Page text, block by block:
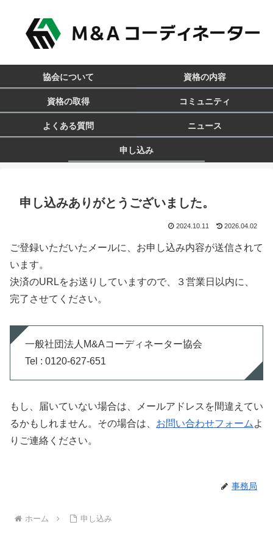
協会について 資格の内容
資格の取得 コミュニティ
よくある質問 ニュース
申し込み
申し込みありがとうございました。
2024.10.11 2026.04.02
ご登録いただいたメールに、お申し込み内容が送信されて
います。
決済のURLをお送りしていますので、３営業日以内に、
完了させてください。
一般社団法人M&Aコーディネーター協会
Tel : 0120-627-651
もし、届いていない場合は、メールアドレスを間違えてい
るかもしれません。その場合は、 お問い合わせフォーム よ
りご連絡ください。
事務局
ホーム 申し込み